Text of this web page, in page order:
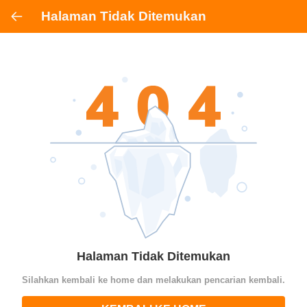
Halaman Tidak Ditemukan
Halaman Tidak Ditemukan
Silahkan kembali ke home dan melakukan pencarian kembali.